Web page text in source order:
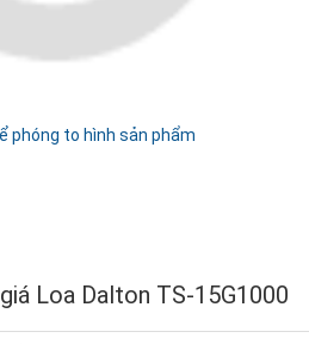
phóng to hình sản phẩm
Loa Dalton TS-15G1000